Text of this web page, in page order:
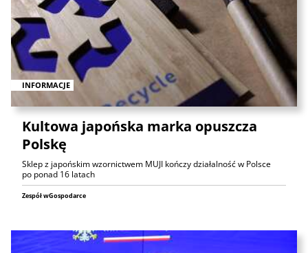
INFORMACJE
Kultowa japońska marka opuszcza
Polskę
Sklep z japońskim wzornictwem MUJI kończy działalność w Polsce
po ponad 16 latach
Zespół wGospodarce